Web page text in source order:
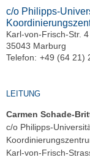
c/o Philipps-
Karl-von-Frisch-Str. 4
35043 Marburg
Telefon: +49 (64 21)
LEITUNG
Carmen Schade-
c/o Philipps-
Karl-von-Frisch-